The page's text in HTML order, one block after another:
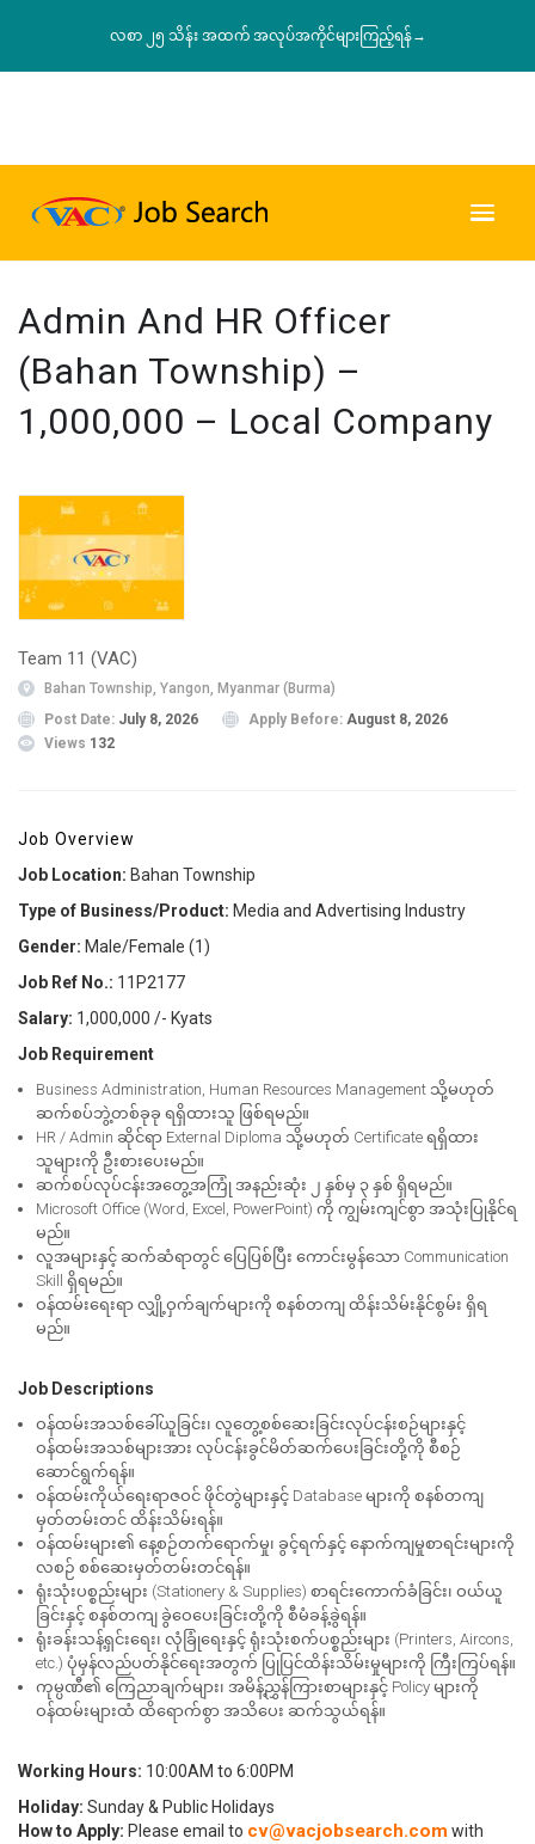
လစာ ၂၅ သိန်း အထက် အလုပ်အကိုင်များကြည့်ရန်→
Admin And HR Officer
(Bahan Township) –
1,000,000 – Local Company
Team 11 (VAC)
Bahan Township, Yangon, Myanmar (Burma)
Post Date: July 8, 2026 Apply Before: August 8, 2026
Views 132
Job Overview
Job Location: Bahan Township
Type of Business/Product: Media and Advertising Industry
Gender: Male/Female (1)
Job Ref No.: 11P2177
Salary: 1,000,000 /- Kyats
Job Requirement
Business Administration, Human Resources Management သို့မဟုတ်
ဆက်စပ်ဘွဲ့တစ်ခုခု ရရှိထားသူ ဖြစ်ရမည်။
HR / Admin ဆိုင်ရာ External Diploma သို့မဟုတ် Certificate ရရှိထား
သူများကို ဦးစားပေးမည်။
ဆက်စပ်လုပ်ငန်းအတွေ့အကြုံ အနည်းဆုံး ၂ နှစ်မှ ၃ နှစ် ရှိရမည်။
Microsoft Office (Word, Excel, PowerPoint) ကို ကျွမ်းကျင်စွာ အသုံးပြုနိုင်ရ
မည်။
လူအများနှင့် ဆက်ဆံရာတွင် ပြေပြစ်ပြီး ကောင်းမွန်သော Communication
Skill ရှိရမည်။
ဝန်ထမ်းရေးရာ လျှို့ဝှက်ချက်များကို စနစ်တကျ ထိန်းသိမ်းနိုင်စွမ်း ရှိရ
မည်။
Job Descriptions
ဝန်ထမ်းအသစ်ခေါ်ယူခြင်း၊ လူတွေ့စစ်ဆေးခြင်းလုပ်ငန်းစဉ်များနှင့်
ဝန်ထမ်းအသစ်များအား လုပ်ငန်းခွင်မိတ်ဆက်ပေးခြင်းတို့ကို စီစဉ်
ဆောင်ရွက်ရန်။
ဝန်ထမ်းကိုယ်ရေးရာဇဝင် ဖိုင်တွဲများနှင့် Database များကို စနစ်တကျ
မှတ်တမ်းတင် ထိန်းသိမ်းရန်။
ဝန်ထမ်းများ၏ နေ့စဉ်တက်ရောက်မှု၊ ခွင့်ရက်နှင့် နောက်ကျမှုစာရင်းများကို
လစဉ် စစ်ဆေးမှတ်တမ်းတင်ရန်။
ရုံးသုံးပစ္စည်းများ (Stationery & Supplies) စာရင်းကောက်ခံခြင်း၊ ဝယ်ယူ
ခြင်းနှင့် စနစ်တကျ ခွဲဝေပေးခြင်းတို့ကို စီမံခန့်ခွဲရန်။
ရုံးခန်းသန့်ရှင်းရေး၊ လုံခြုံရေးနှင့် ရုံးသုံးစက်ပစ္စည်းများ (Printers, Aircons,
etc.) ပုံမှန်လည်ပတ်နိုင်ရေးအတွက် ပြုပြင်ထိန်းသိမ်းမှုများကို ကြီးကြပ်ရန်။
ကုမ္ပဏီ၏ ကြေညာချက်များ၊ အမိန့်ညွှန်ကြားစာများနှင့် Policy များကို
ဝန်ထမ်းများထံ ထိရောက်စွာ အသိပေး ဆက်သွယ်ရန်။
Working Hours: 10:00AM to 6:00PM
Holiday: Sunday & Public Holidays
How to Apply: Please email to cv@vacjobsearch.com with